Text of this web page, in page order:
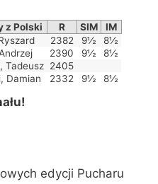
z Polski R SIM
IM
2382 9½
8½
2390 9½
8½
Tadeusz 2405
Damian 2332 9½ 8½
edycji Pucharu